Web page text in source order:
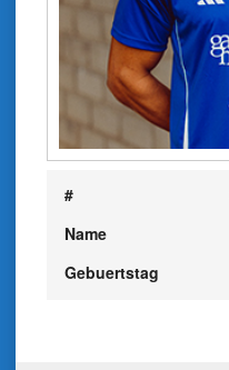
#
Name
Gebuertstag